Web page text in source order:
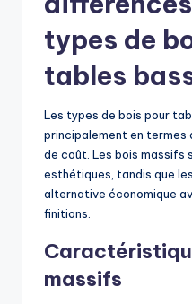
types de
tables
Les types de bois pour
principalement en termes
de coût. Les bois massifs
esthétiques, tandis que
alternative économique
finitions.
massifs